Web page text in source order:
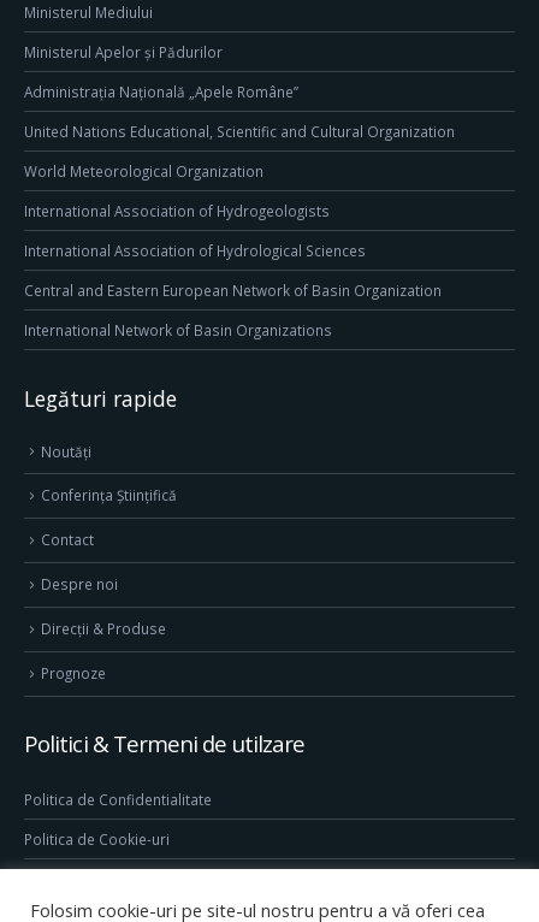
Ministerul Mediului
Ministerul Apelor și Pădurilor
Administrația Națională „Apele Române”
United Nations Educational, Scientific and Cultural Organization
World Meteorological Organization
International Association of Hydrogeologists
International Association of Hydrological Sciences
Central and Eastern European Network of Basin Organization
International Network of Basin Organizations
Legături rapide
Noutăți
Conferința Științifică
Contact
Despre noi
Direcţii & Produse
Prognoze
Politici & Termeni de utilzare
Politica de Confidentialitate
Politica de Cookie-uri
Folosim cookie-uri pe site-ul nostru pentru a vă oferi cea